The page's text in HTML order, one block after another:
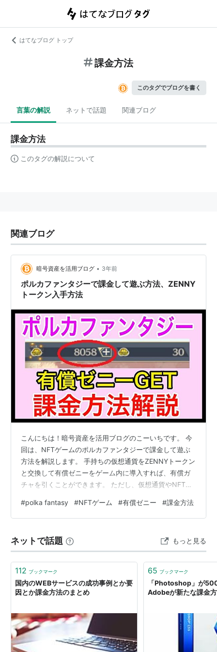
はてなブログ トップ
課金方法
このタグでブログを書く
言葉の解説 ネットで話題 関連ブログ
課金方法
このタグの解説について
関連ブログ
暗号資産を活用ブログ • 3年前
ポルカファンタジーで課金して遊ぶ方法、ZENNY
トークン入手方法
こんにちは！暗号資産を活用ブログのこーいちです。 今
回は、NFTゲームのポルカファンタジーで課金して遊ぶ
方法を解説します。 手持ちの仮想通貨をZENNYトークン
と交換して有償ゼニーをゲーム内に導入すれば、有償ガ
チャを引くことができます。 ただし、仮想通貨やNFTゲ
かったり不安だと思いますので、ぜひこの記事を参考に
してみてください！ なお、ZENNYトークンの入手にはい
でも分かりやすいようシンプルな方法を解説していま
す。 暗号資産取引所に登録しMATICを購入する メタマス
クを作り、MATICを送…
#polka fantasy #NFTゲーム #有償ゼニー #課金方法
ネットで話題 もっと見る
112 ブックマーク
国内のWEBサービスの成功事例とか要
因とか課金方法のまとめ
65 ブックマーク
「Photoshop」が
Adobeが新たな課金